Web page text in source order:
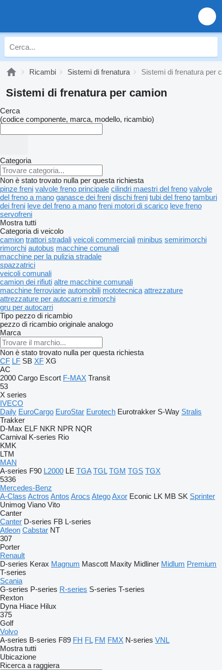
Ricambi Sistemi di frenatura Sistemi di frenatura per
Sistemi di frenatura per camion
Cerca
(codice componente, marca, modello, ricambio)
Categoria
Non è stato trovato nulla per questa richiesta
pinze freni valvole freno principale cilindri maestri del freno valvole
del freno a mano ganasce dei freni dischi freni tubi del freno tamburi
dei freni leve del freno a mano freni motori di scarico leve freno
servofreni
Mostra tutti
Categoria di veicolo
camion trattori stradali veicoli commerciali minibus semirimorchi
rimorchi autobus macchine comunali
macchine per la pulizia stradale
spazzatrici
veicoli comunali
camion dei rifiuti altre macchine comunali
macchine ferroviarie automobili mototecnica attrezzature
attrezzature per autocarri e rimorchi
gru per autocarri
Tipo pezzo di ricambio
pezzo di ricambio originale analogo
Marca
Non è stato trovato nulla per questa richiesta
CF LF SB XF XG
AC
2000 Cargo Escort F-MAX Transit
53
X series
IVECO
Daily EuroCargo EuroStar Eurotech Eurotrakker S-Way Stralis
Trakker
D-Max ELF NKR NPR NQR
Carnival K-series Rio
KMK
LTM
MAN
A-series F90 L2000 LE TGA TGL TGM TGS TGX
5336
Mercedes-Benz
A-Class Actros Antos Arocs AtegoAxor Econic LK MB SK Sprinter
Unimog Viano Vito
Canter
Canter D-series FB L-series
Atleon Cabstar NT
307
Porter
Renault
D-series Kerax Magnum Mascott Maxity Midliner Midlum Premium
T-series
Scania
G-series P-series R-series S-series T-series
Rexton
Dyna Hiace Hilux
375
Golf
Volvo
A-series B-series F89 FH FL FM FMX N-series VNL
Mostra tutti
Ubicazione
Ricerca a raggiera